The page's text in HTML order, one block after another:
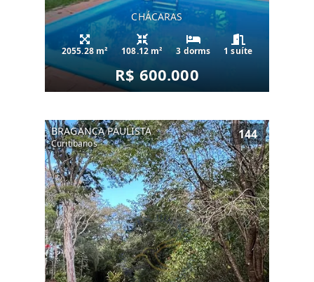
CHÁCARAS
2055.28 m² 108.12 m² 3 dorms 1 suíte
R$ 600.000
BRAGANÇA PAULISTA
Curitibanos
144